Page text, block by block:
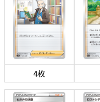
4枚